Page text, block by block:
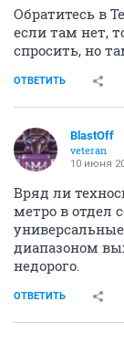
Обратитесь в
если там нет,
спросить, но
ОТВЕТИТЬ
BlastOff
veteran
10 июня
Вряд ли
метро в отдел
диапазоном
недорого.
ОТВЕТИТЬ